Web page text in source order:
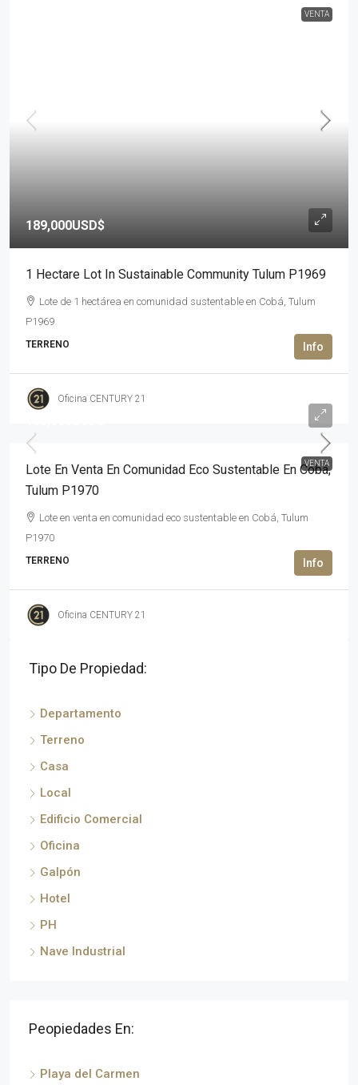
VENTA
189,000USD$
1 Hectare Lot In Sustainable Community Tulum P1969
Lote de 1 hectárea en comunidad sustentable en Cobá, Tulum
P1969
TERRENO
Oficina CENTURY 21
VENTA
Lote En Venta En Comunidad Eco Sustentable En Cobá,
Tulum P1970
Lote en venta en comunidad eco sustentable en Cobá, Tulum
P1970
TERRENO
Oficina CENTURY 21
Tipo De Propiedad:
Departamento
Terreno
Casa
Local
Edificio Comercial
Oficina
Galpón
Hotel
PH
Nave Industrial
Peopiedades En:
Playa del Carmen